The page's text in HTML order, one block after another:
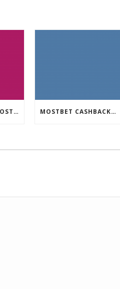
JAK APLIKACJA MOSTBET WSPIERA UŻYTKOWNIKÓW ANDROIDA? MOSTBET CASHBACK: HANGI OYUNLAR SIZI DAHA ÇOX QAZANA BILƏR?